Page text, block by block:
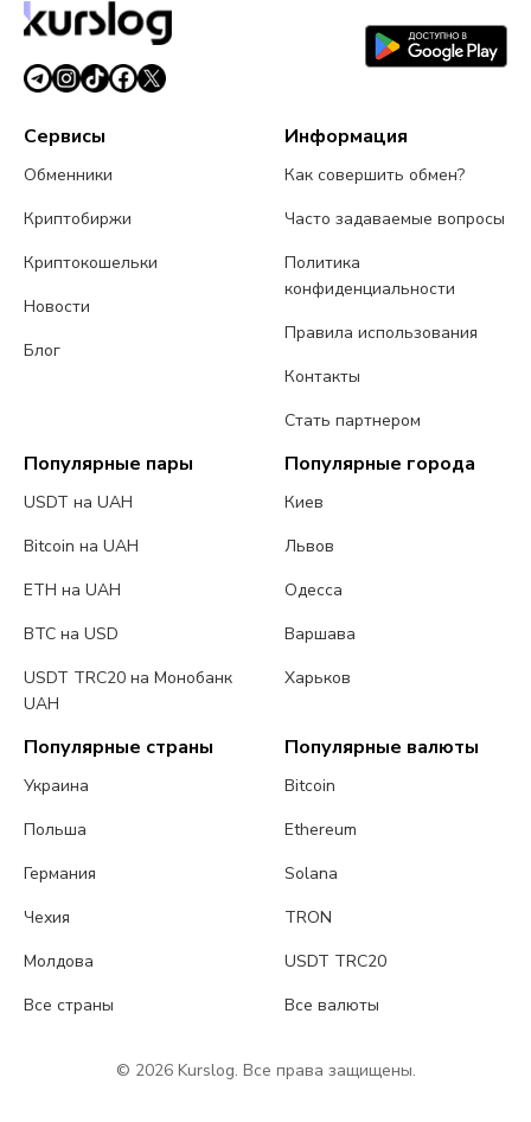
2 августа 2026 г.5 мин чтения
Сервисы
Обменники
Криптобиржи
Криптокошельки
Новости
Блог
Информация
Как совершить обмен?
Часто задаваемые вопросы
Политика
конфиденциальности
Правила использования
Контакты
Стать партнером
Популярные пары
USDT на UAH
Bitcoin на UAH
ETH на UAH
BTC на USD
USDT TRC20 на Монобанк
UAH
Популярные города
Киев
Львов
Одесса
Варшава
Харьков
Популярные страны
Украина
Польша
Германия
Чехия
Молдова
Все страны
Популярные валюты
Bitcoin
Ethereum
Solana
TRON
USDT TRC20
Все валюты
© 2026 Kurslog. Все права защищены.